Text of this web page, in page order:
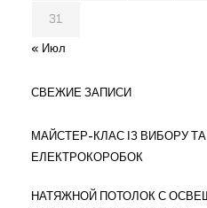
31
« Июл
СВЕЖИЕ ЗАПИСИ
МАЙСТЕР-КЛАС ІЗ ВИБОРУ
ЕЛЕКТРОКОРОБОК
НАТЯЖНОЙ ПОТОЛОК С